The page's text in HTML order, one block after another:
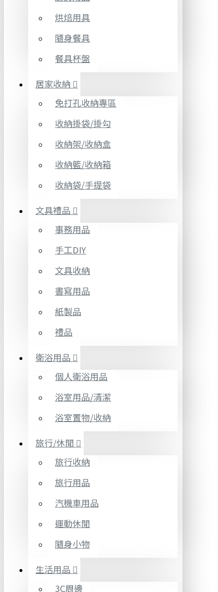
烘焙用具
隨身餐具
餐具杯盤
居家收納
免打孔收納專區
收納掛袋/掛勾
收納架/收納盒
收納籃/收納箱
收納袋/手提袋
文具禮品
事務用品
手工DIY
文具收納
書寫用品
紙製品
禮品
衛浴用品
個人衛浴用品
浴室用品/清潔
浴室置物/收納
旅行/休閒
旅行收納
旅行用品
汽機車用品
運動休閒
隨身小物
生活用品
3C周邊